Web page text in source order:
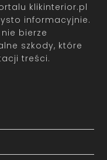
klikinterior.pl
informacyjnie.
bierze
szkody, które
treści.